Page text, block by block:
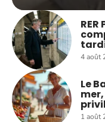
4 août
Le
1 août